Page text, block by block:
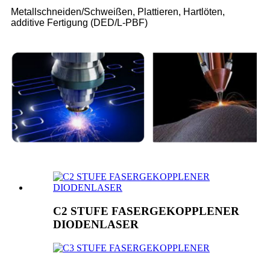
Metallschneiden/Schweißen, Plattieren, Hartlöten,
additive Fertigung (DED/L-PBF)
C2 STUFE FASERGEKOPPLENER
DIODENLASER